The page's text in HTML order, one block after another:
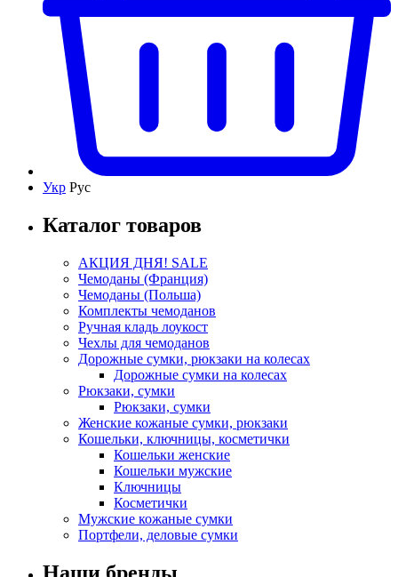
Укр Рус
Каталог товаров
АКЦИЯ ДНЯ! SALE
Чемоданы (Франция)
Чемоданы (Польша)
Комплекты чемоданов
Ручная кладь лоукост
Чехлы для чемоданов
Дорожные сумки, рюкзаки на колесах
Дорожные сумки на колесах
Рюкзаки, сумки
Рюкзаки, сумки
Женские кожаные сумки, рюкзаки
Кошельки, ключницы, косметички
Кошельки женские
Кошельки мужские
Ключницы
Косметички
Мужские кожаные сумки
Портфели, деловые сумки